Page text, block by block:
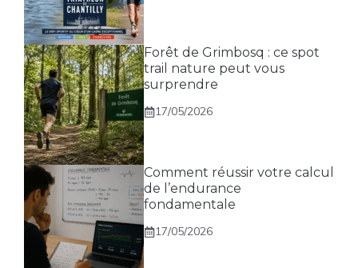
Forêt de Grimbosq : ce spot
trail nature peut vous
surprendre
17/05/2026
Comment réussir votre calcul
de l’endurance
fondamentale
17/05/2026